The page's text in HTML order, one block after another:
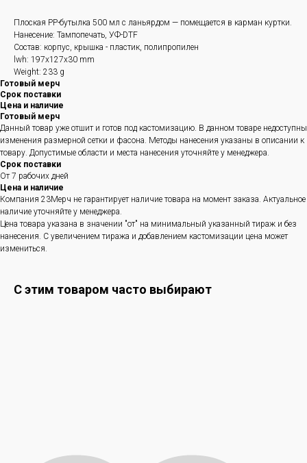
Плоская PP-бутылка 500 мл с ланьярдом — помещается в карман куртки.
Нанесение: Тампопечать, УФ-DTF
Состав: корпус, крышка - пластик, полипропилен
lwh: 197x127x30 mm
Weight: 233 g
Готовый мерч
Срок поставки
Цена и наличие
Готовый мерч
Данный товар уже отшит и готов под кастомизацию. В данном товаре недоступны
изменения размерной сетки и фасона. Методы нанесения указаны в описании к
товару. Допустимые области и места нанесения уточняйте у менеджера.
Срок поставки
От 7 рабочих дней
Цена и наличие
Компания 23Мерч не гарантирует наличие товара на момент заказа. Актуальное
наличие уточняйте у менеджера.
Цена товара указана в значении "от" на минимальный указанный тираж и без
нанесения. С увеличением тиража и добавлением кастомизации цена может
измениться.
С этим товаром часто выбирают